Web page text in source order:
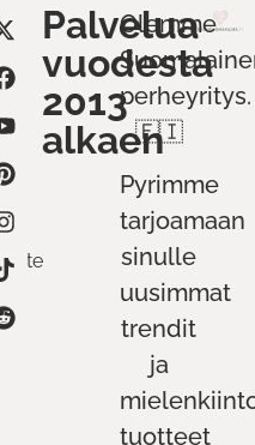
Palvelua
vuodesta
2013
alkaen
Olemme
perheyritys.
🇫🇮
Pyrimme
tarjoamaan
sinulle
uusimmat
trendit
ja
tuotteet